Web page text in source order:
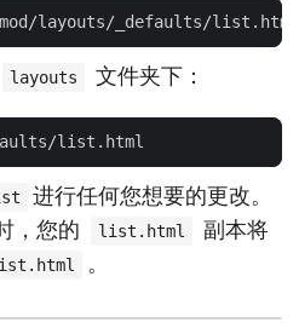
layouts 文件夹下：
进行任何您想要的更改。
，您的
list.html
副本将
。